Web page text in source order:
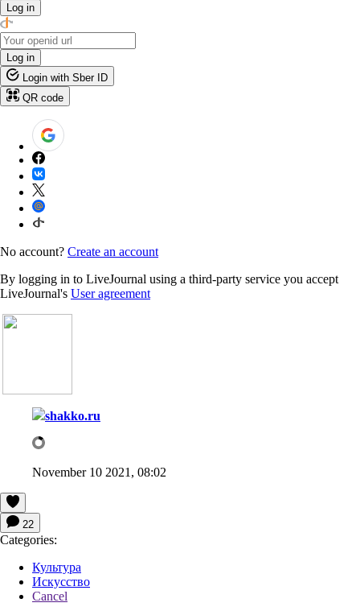
Log in
Log in
Login with Sber ID
QR code
No account? Create an account
By logging in to LiveJournal using a third-party service you accept
LiveJournal's User agreement
shakko.ru
November 10 2021, 08:02
22
Categories:
Культура
Искусство
Cancel